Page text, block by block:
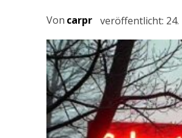
Von carpr veröffentlicht: